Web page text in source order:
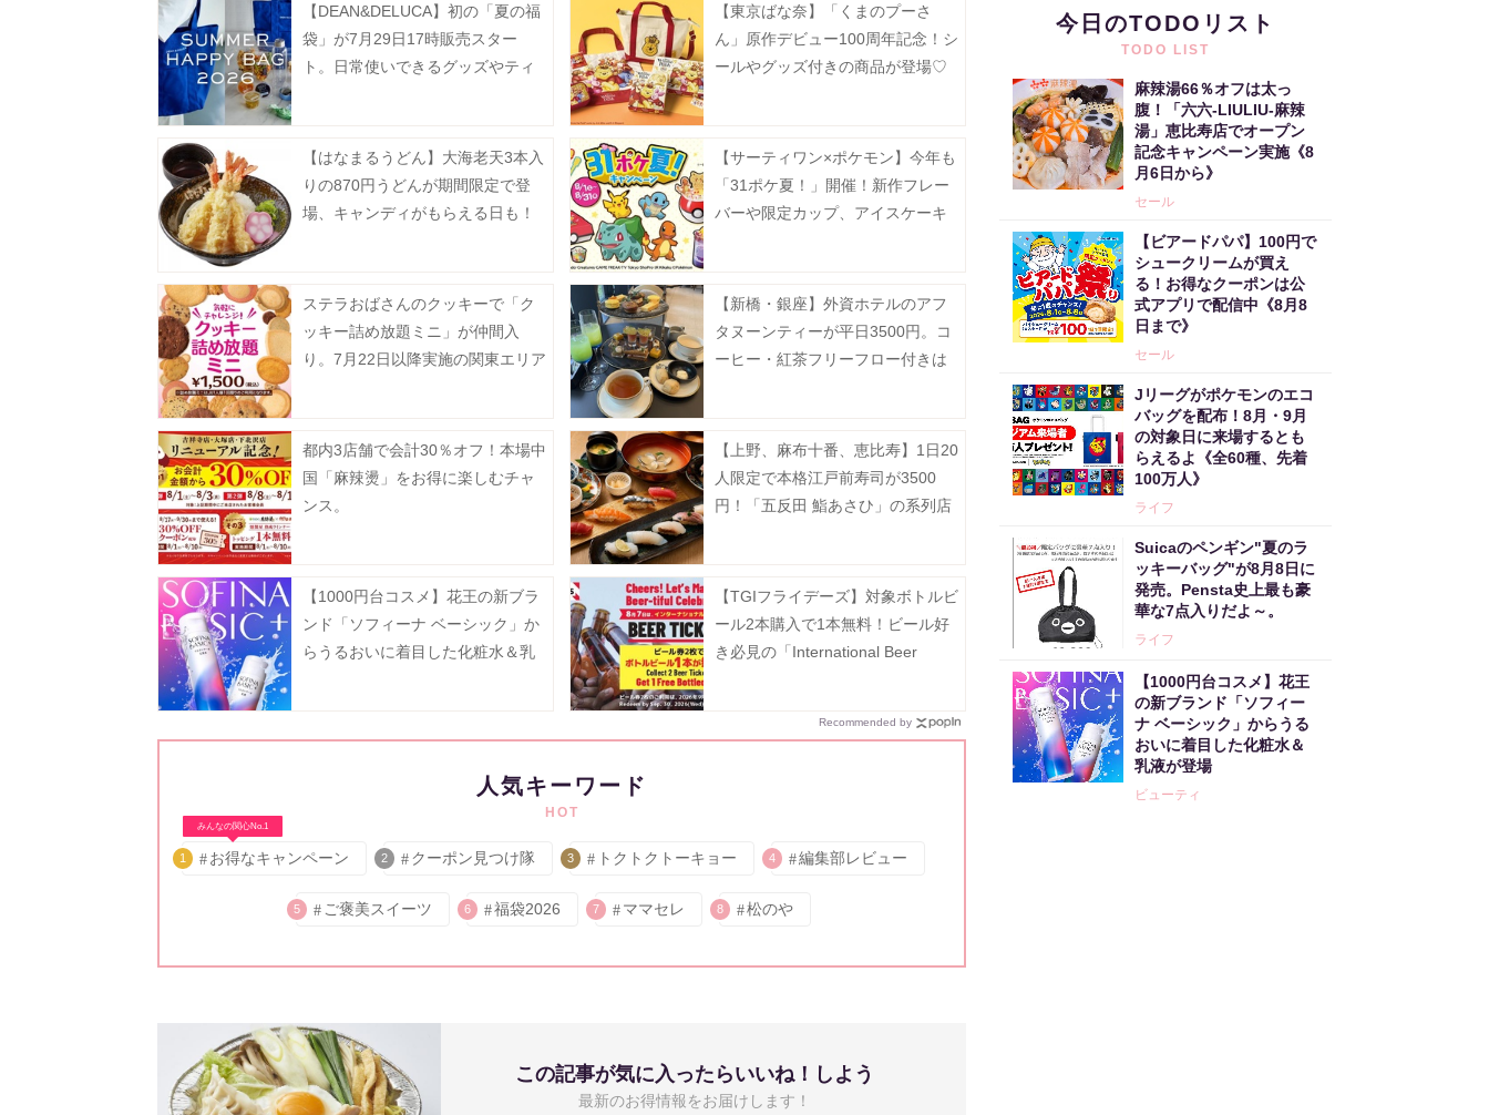
【DEAN&DELUCA】初の「夏の福
袋」が7月29日17時販売スター
ト。日常使いできるグッズやティ
【東京ばな奈】「くまのプーさ
ん」原作デビュー100周年記念！シ
ールやグッズ付きの商品が登場♡
【はなまるうどん】大海老天3本入
りの870円うどんが期間限定で登
場、キャンディがもらえる日も！
【サーティワン×ポケモン】今年も
「31ポケ夏！」開催！新作フレー
バーや限定カップ、アイスケーキ
ステラおばさんのクッキーで「ク
ッキー詰め放題ミニ」が仲間入
り。7月22日以降実施の関東エリア
【新橋・銀座】外資ホテルのアフ
タヌーンティーが平日3500円。コ
ーヒー・紅茶フリーフロー付きは
都内3店舗で会計30％オフ！本場中
国「麻辣燙」をお得に楽しむチャ
ンス。
【上野、麻布十番、恵比寿】1日20
人限定で本格江戸前寿司が3500
円！「五反田 鮨あさひ」の系列店
【1000円台コスメ】花王の新ブラ
ンド「ソフィーナ ベーシック」か
らうるおいに着目した化粧水＆乳
【TGIフライデーズ】対象ボトルビ
ール2本購入で1本無料！ビール好
き必見の「International Beer
Recommended by
人気キーワード
HOT
みんなの関心No.1
1 お得なキャンペーン 2 クーポン見つけ隊 3 トクトクトーキョー 4 編集部レビュー
5 ご褒美スイーツ 6 福袋2026 7 ママセレ 8 松のや
この記事が気に入ったらいいね！しよう
最新のお得情報をお届けします！
今日のTODOリスト
TODO LIST
麻辣湯66％オフは太っ
腹！「六六-LIULIU-麻辣
湯」恵比寿店でオープン
記念キャンペーン実施《8
月6日から》
セール
【ビアードパパ】100円で
シュークリームが買え
る！お得なクーポンは公
式アプリで配信中《8月8
日まで》
セール
Jリーグがポケモンのエコ
バッグを配布！8月・9月
の対象日に来場するとも
らえるよ《全60種、先着
100万人》
ライフ
Suicaのペンギン"夏のラ
ッキーバッグ"が8月8日に
発売。Pensta史上最も豪
華な7点入りだよ～。
ライフ
【1000円台コスメ】花王
の新ブランド「ソフィー
ナ ベーシック」からうる
おいに着目した化粧水＆
乳液が登場
ビューティ